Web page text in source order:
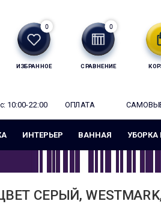
ИЗБРАННОЕ
0
СРАВНЕНИЕ
0
10:00-22:00 ОПЛАТА
ИНТЕРЬЕР ВАННАЯ УБОРКА
СЕРЫЙ,